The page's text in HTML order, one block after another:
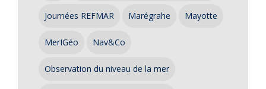
Journées REFMAR Marégrahe Mayotte
MerIGéo Nav&Co
Observation du niveau de la mer